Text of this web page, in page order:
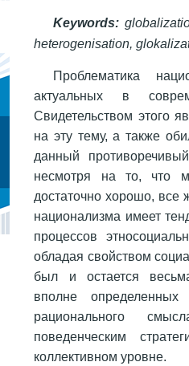
Keywords:
heterogenisation,
Проблематика
актуальных в
Свидетельством этого
на эту тему, а также
данный
несмотря на то, что
достаточно хорошо, все
национализма имеет
процессов
обладая свойством
был и остается
вполне определенных
рационального
поведенческим
коллективном уровне.